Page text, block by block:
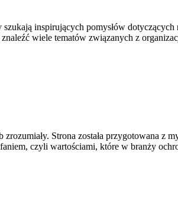
inspirujących pomysłów
wiele tematów związanych z
Strona została przygotowana z
czyli wartościami, które w branży